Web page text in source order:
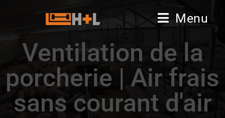
Menu
Ventilation de la
porcherie | Air frais
sans courant d'air